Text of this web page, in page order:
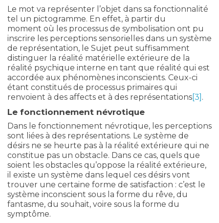
Le mot va représenter l’objet dans sa fonctionnalité
tel un pictogramme. En effet, à partir du
moment où les processus de symbolisation ont pu
inscrire les perceptions sensorielles dans un système
de représentation, le Sujet peut suffisamment
distinguer la réalité matérielle extérieure de la
réalité psychique interne en tant que réalité qui est
accordée aux phénomènes inconscients. Ceux-ci
étant constitués de processus primaires qui
renvoient à des affects et à des représentations [3] .
Le fonctionnement névrotique
Dans le fonctionnement névrotique, les perceptions
sont liées à des représentations. Le système de
désirs ne se heurte pas à la réalité extérieure qui ne
constitue pas un obstacle. Dans ce cas, quels que
soient les obstacles qu’oppose la réalité extérieure,
il existe un système dans lequel ces désirs vont
trouver une certaine forme de satisfaction : c’est le
système inconscient sous la forme du rêve, du
fantasme, du souhait, voire sous la forme du
symptôme.